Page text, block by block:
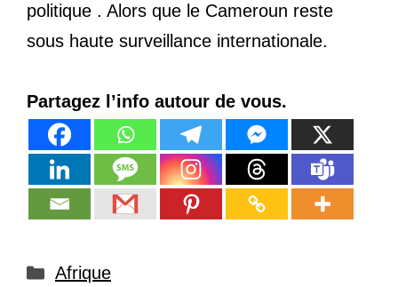
politique . Alors que le Cameroun reste
sous haute surveillance internationale.
Partagez l’info autour de vous.
Catégories
Afrique